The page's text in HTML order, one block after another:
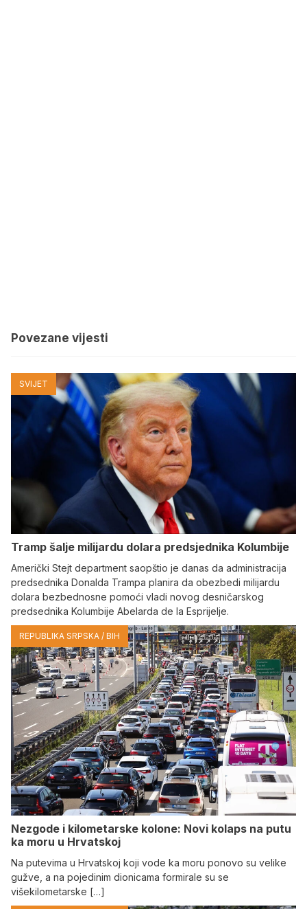
Povezane vijesti
SVIJET
Tramp šalje milijardu dolara predsjednika Kolumbije
Američki Stejt department saopštio je danas da administracija
predsednika Donalda Trampa planira da obezbedi milijardu
dolara bezbednosne pomoći vladi novog desničarskog
predsednika Kolumbije Abelarda de la Esprijelje.
REPUBLIKA SRPSKA / BIH
Nezgode i kilometarske kolone: Novi kolaps na putu
ka moru u Hrvatskoj
Na putevima u Hrvatskoj koji vode ka moru ponovo su velike
gužve, a na pojedinim dionicama formirale su se
višekilometarske […]